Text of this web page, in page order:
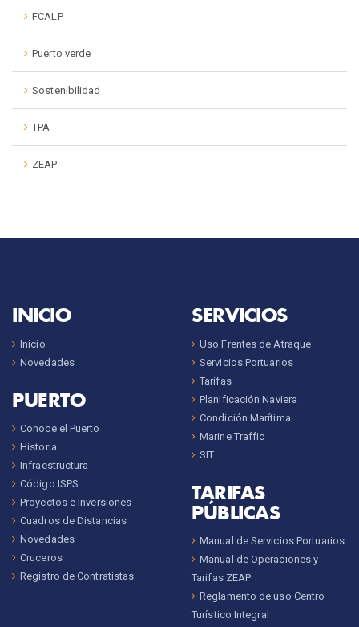
FCALP
Puerto verde
Sostenibilidad
TPA
ZEAP
INICIO
Inicio
Novedades
PUERTO
Conoce el Puerto
Historia
Infraestructura
Código ISPS
Proyectos e Inversiones
Cuadros de Distancias
Novedades
Cruceros
Registro de Contratistas
SERVICIOS
Uso Frentes de Atraque
Servicios Portuarios
Tarifas
Planificación Naviera
Condición Marítima
Marine Traffic
SIT
TARIFAS
PÚBLICAS
Manual de Servicios Portuarios
Manual de Operaciones y
Tarifas ZEAP
Reglamento de uso Centro
Turístico Integral